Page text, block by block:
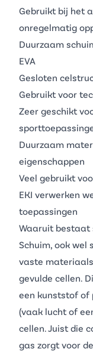
Gebruikt bij het
onregelmatig
Duurzaam
EVA
Gesloten
Gebruikt voor
Zeer geschikt
Duurzaam
eigenschappen
Veel gebruikt
EKI verwerken
toepassingen
Waaruit bestaat
Schuim, ook wel
vaste
gevulde cellen.
een kunststof of
(vaak lucht of
cellen. Juist die
gas zorgt voor